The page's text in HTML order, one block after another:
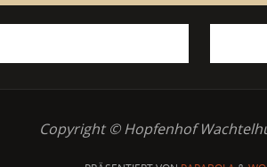
Copyright © Hopfenhof